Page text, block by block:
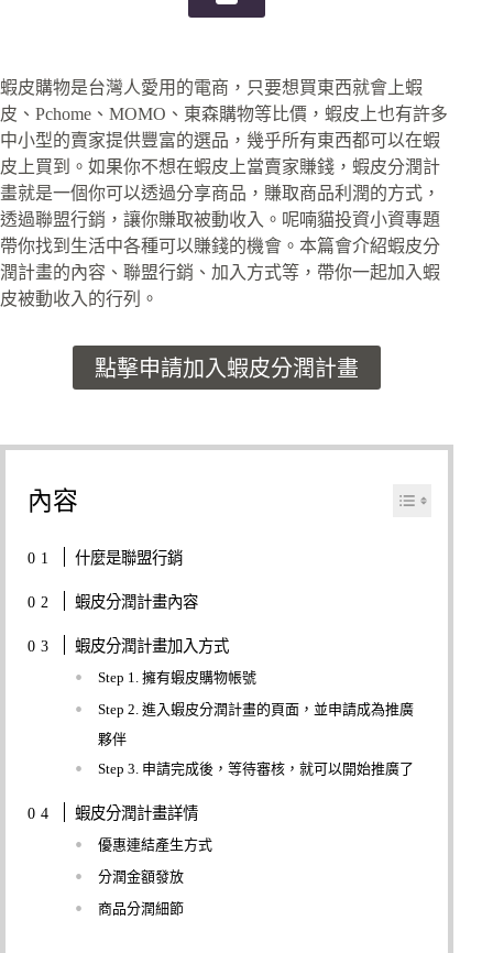
蝦皮購物是台灣人愛用的電商，只要想買東西就會上蝦
皮、Pchome、MOMO、東森購物等比價，蝦皮上也有許多
中小型的賣家提供豐富的選品，幾乎所有東西都可以在蝦
皮上買到。如果你不想在蝦皮上當賣家賺錢，蝦皮分潤計
畫就是一個你可以透過分享商品，賺取商品利潤的方式，
透過聯盟行銷，讓你賺取被動收入。呢喃貓投資小資專題
帶你找到生活中各種可以賺錢的機會。本篇會介紹蝦皮分
潤計畫的內容、聯盟行銷、加入方式等，帶你一起加入蝦
皮被動收入的行列。
點擊申請加入蝦皮分潤計畫
內容
什麼是聯盟行銷
蝦皮分潤計畫內容
蝦皮分潤計畫加入方式
Step 1. 擁有蝦皮購物帳號
Step 2. 進入蝦皮分潤計畫的頁面，並申請成為推廣
夥伴
Step 3. 申請完成後，等待審核，就可以開始推廣了
蝦皮分潤計畫詳情
優惠連結產生方式
分潤金額發放
商品分潤細節